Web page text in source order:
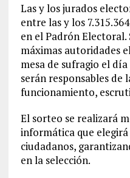
Las y los jurados
entre las y los
en el Padrón
máximas autoridades
mesa de sufragio el
serán responsables de
funcionamiento,
El sorteo se realizará
informática que elegirá
ciudadanos,
en la selección.